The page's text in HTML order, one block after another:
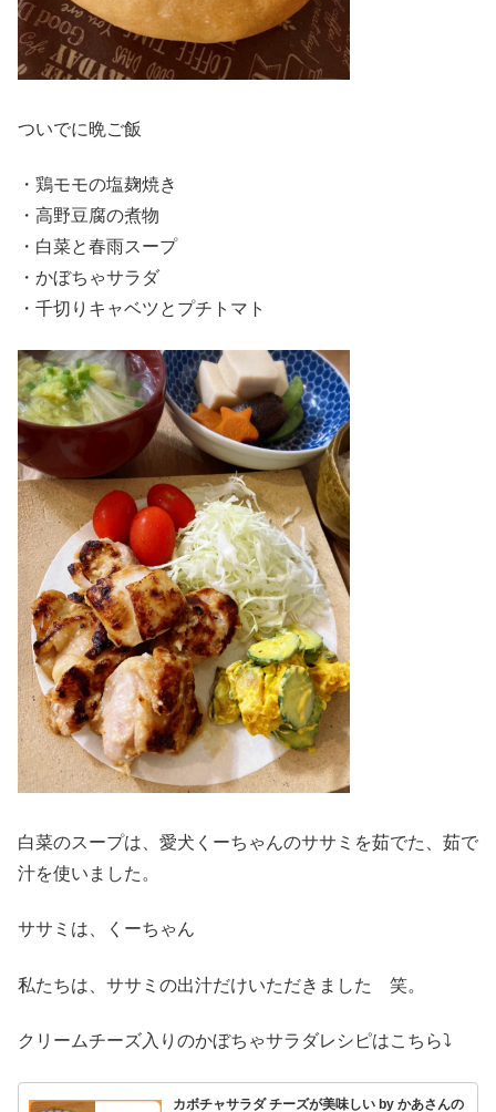
ついでに晩ご飯
・鶏モモの塩麹焼き
・高野豆腐の煮物
・白菜と春雨スープ
・かぼちゃサラダ
・千切りキャベツとプチトマト
白菜のスープは、愛犬くーちゃんのササミを茹でた、茹で
汁を使いました。
ササミは、くーちゃん
私たちは、ササミの出汁だけいただきました 笑。
クリームチーズ入りのかぼちゃサラダレシピはこちら⤵︎
カボチャサラダ チーズが美味しい by かあさんの